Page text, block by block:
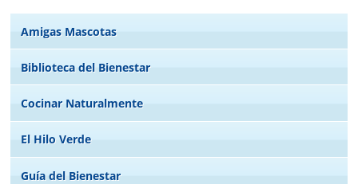
Amigas Mascotas
Biblioteca del Bienestar
Cocinar Naturalmente
El Hilo Verde
Guía del Bienestar